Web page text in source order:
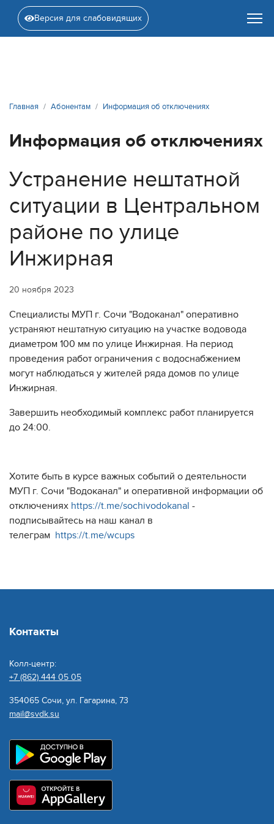
Версия для слабовидящих
Главная Абонентам Информация об отключениях
Информация об отключениях
Устранение нештатной
ситуации в Центральном
районе по улице
Инжирная
20 ноября 2023
Специалисты МУП г. Сочи "Водоканал" оперативно
устраняют нештатную ситуацию на участке водовода
диаметром 100 мм по улице Инжирная. На период
проведения работ ограничения с водоснабжением
могут наблюдаться у жителей ряда домов по улице
Инжирная.
Завершить необходимый комплекс работ планируется
до 24:00.
Хотите быть в курсе важных событий о деятельности
МУП г. Сочи "Водоканал" и оперативной информации об
отключениях https://t.me/sochivodokanal -
подписывайтесь на наш канал в
телеграм https://t.me/wcups
Контакты
Колл-центр:
+7 (862) 444 05 05
354065 Сочи, ул. Гагарина, 73
mail@svdk.su